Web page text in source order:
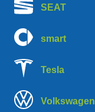
SEAT
smart
Tesla
Volkswagen